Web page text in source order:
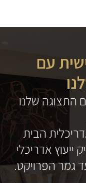
עם
התצוגה שלנו
הבית
אדריכלי
גמר הפרויקט.